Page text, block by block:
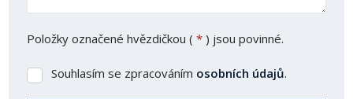
Položky označené hvězdičkou ( * ) jsou povinné.
Souhlasím
Souhlasím se zpracováním osobních údajů.